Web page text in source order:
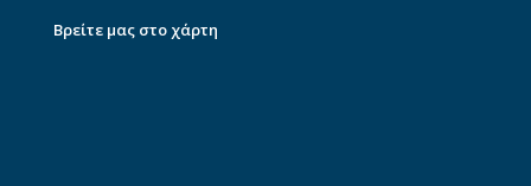
Βρείτε μας στο χάρτη